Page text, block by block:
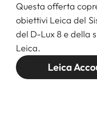
Questa offerta
obiettivi Leica del
del D-Lux 8 e della
Leica.
Leica